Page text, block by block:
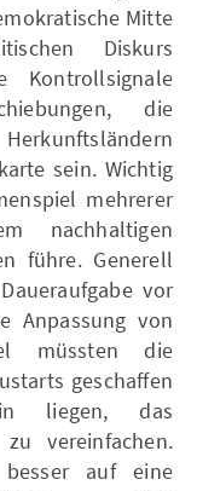
Mitte
Diskurs
Kontrollsignale
die
sein. Wichtig
mehrerer
nachhaltigen
führe. Generell
vor
Anpassung von
müssten die
geschaffen
liegen, das
vereinfachen.
auf eine